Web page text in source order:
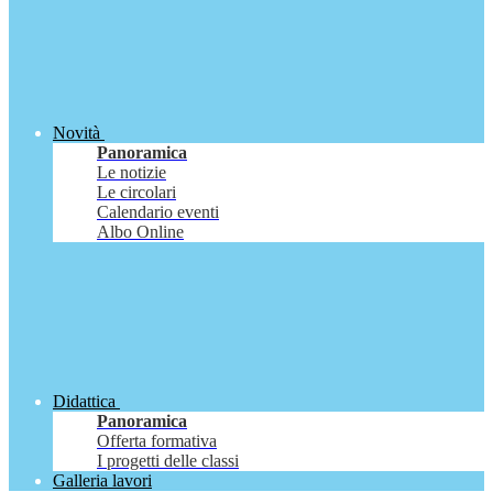
Novità
Panoramica
Le notizie
Le circolari
Calendario eventi
Albo Online
Didattica
Panoramica
Offerta formativa
I progetti delle classi
Galleria lavori